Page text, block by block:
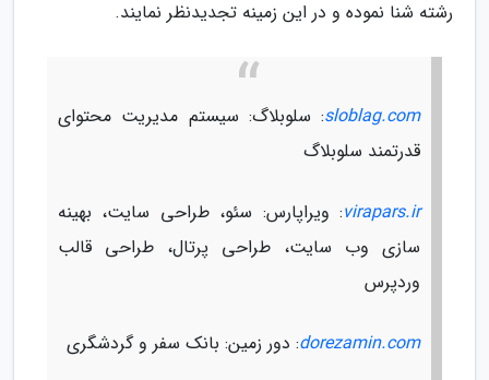
رشته شنا نموده و در این زمینه تجدیدنظر نمایند.
sloblag.com: سلوبلاگ: سیستم مدیریت محتوای
قدرتمند سلوبلاگ
virapars.ir: ویراپارس: سئو، طراحی سایت، بهینه
سازی وب سایت، طراحی پرتال، طراحی قالب
وردپرس
dorezamin.com: دور زمین: بانک سفر و گردشگری